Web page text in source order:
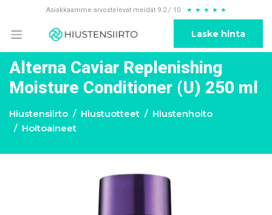
Asiakkaamme arvostelevat meidät 9.2 / 10 ★ ★ ★ ★ ★
Laske hinta
Alterna Caviar Replenishing
Moisture Conditioner (U) 250 ml
Hiustensiirto Hiustuotteet
Hiustenhoito
Hoitoaineet